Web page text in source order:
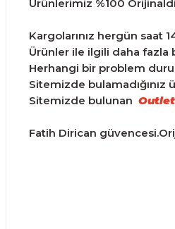
Ürünlerimiz %100
Kargolarınız hergün saat
Ürünler ile ilgili daha fazla
Herhangi bir problem
Sitemizde
Sitemizde bulunan Outlet
Fatih Dirican